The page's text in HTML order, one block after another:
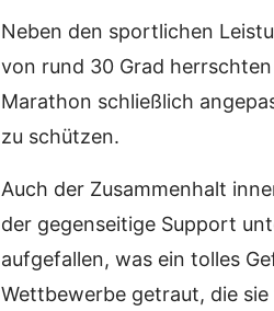
Neben den sportlichen
von rund 30 Grad
Marathon schließlich
zu schützen.
Auch der Zusammenhalt
der gegenseitige Support
aufgefallen, was ein tolles
Wettbewerbe getraut, die